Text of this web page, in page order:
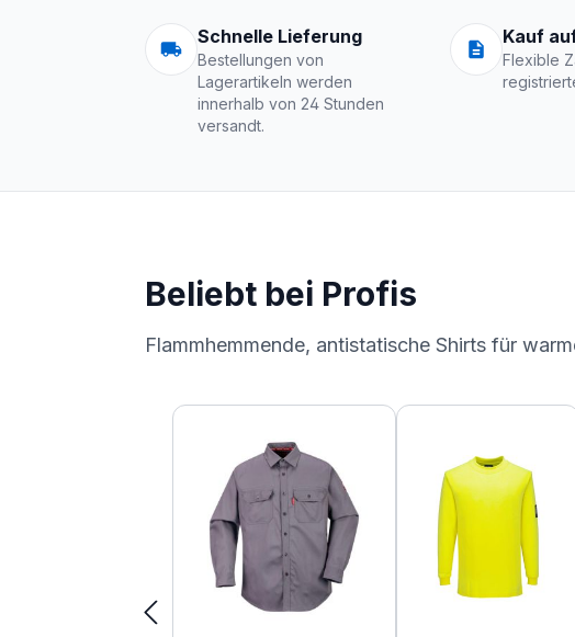
Schnelle Lieferung
Bestellungen von
Lagerartikeln werden
innerhalb von 24 Stunden
versandt.
Kauf
Flexible
Beliebt bei Profis
Flammhemmende, antistatische Shirts für
Produktgalerie überspringen